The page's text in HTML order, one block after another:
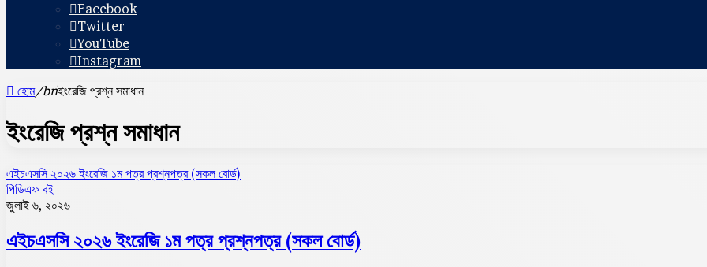
Facebook
Twitter
YouTube
Instagram
হোম/bnইংরেজি প্রশ্ন সমাধান
ইংরেজি প্রশ্ন সমাধান
এইচএসসি ২০২৬ ইংরেজি ১ম পত্র প্রশ্নপত্র (সকল বোর্ড)
পিডিএফ বই
জুলাই ৬, ২০২৬
এইচএসসি ২০২৬ ইংরেজি ১ম পত্র প্রশ্নপত্র (সকল বোর্ড)